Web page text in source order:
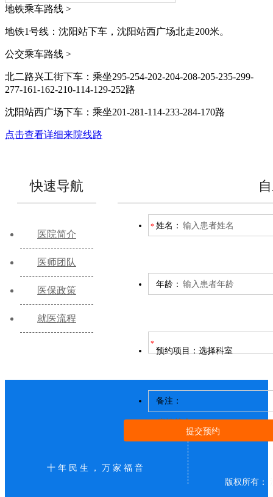
地铁乘车路线 >
地铁1号线：沈阳站下车，沈阳站西广场北走200米。
公交乘车路线 >
北二路兴工街下车：乘坐295-254-202-204-208-205-235-299-
277-161-162-210-114-129-252路
沈阳站西广场下车：乘坐201-281-114-233-284-170路
点击查看详细来院线路
快速导航
医院简介
医师团队
医保政策
就医流程
姓名：
年龄：
预约项目：选择科室
备注：
十年民生，万家福音
版权所有：